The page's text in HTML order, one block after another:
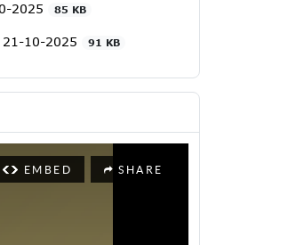
2025 85 KB
10-2025 91 KB